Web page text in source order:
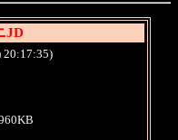
JD
20:17:35)